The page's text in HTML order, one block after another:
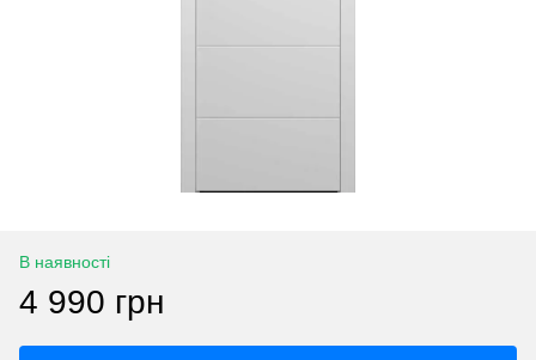
В наявності
4 990 грн